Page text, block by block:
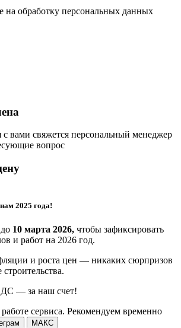
на обработку персональных данных
вами свяжется персональный менеджер
вопрос
2025 года!
10 марта 2026, чтобы зафиксировать
и работ на 2026 год.
и роста цен — никаких сюрпризов
— за наш счет!
сервиса. Рекомендуем временно
МАКС